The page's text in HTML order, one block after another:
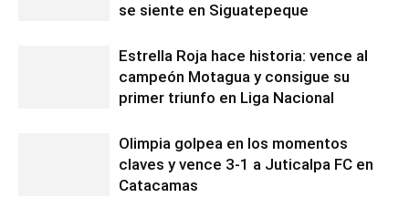
se siente en Siguatepeque
Estrella Roja hace historia: vence al
campeón Motagua y consigue su
primer triunfo en Liga Nacional
Olimpia golpea en los momentos
claves y vence 3-1 a Juticalpa FC en
Catacamas